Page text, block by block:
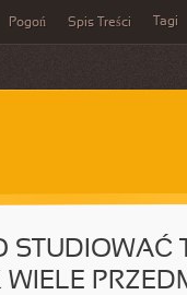
Pogoń Spis Treści Tagi
STUDIOWAĆ
WIELE